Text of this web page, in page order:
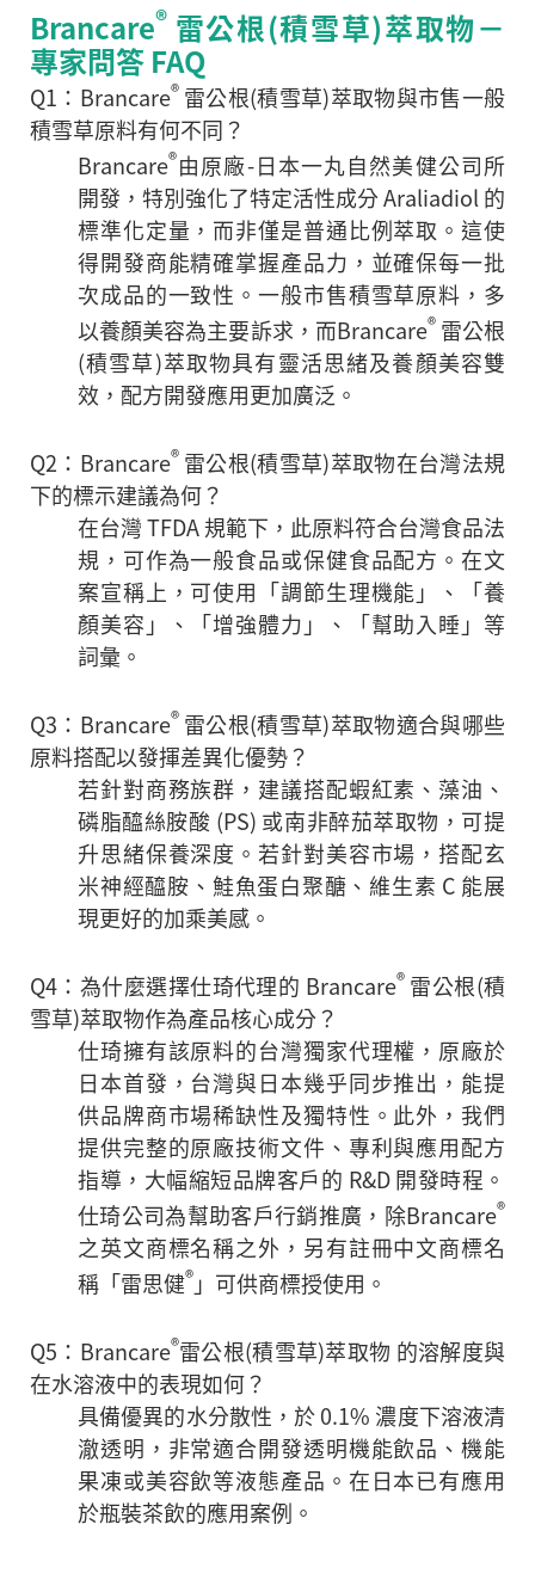
Brancare® 雷公根(積雪草)萃取物－
專家問答 FAQ
Q1：Brancare®雷公根(積雪草)萃取物與市售一般
積雪草原料有何不同？
Brancare®由原廠-日本一丸自然美健公司所
開發，特別強化了特定活性成分 Araliadiol 的
標準化定量，而非僅是普通比例萃取。這使
得開發商能精確掌握產品力，並確保每一批
次成品的一致性。一般市售積雪草原料，多
以養顏美容為主要訴求，而Brancare®雷公根
(積雪草)萃取物具有靈活思緒及養顏美容雙
效，配方開發應用更加廣泛。
Q2：Brancare®雷公根(積雪草)萃取物在台灣法規
下的標示建議為何？
在台灣 TFDA 規範下，此原料符合台灣食品法
規，可作為一般食品或保健食品配方。在文
案宣稱上，可使用「調節生理機能」、「養
顏美容」、「增強體力」、「幫助入睡」等
詞彙。
Q3：Brancare®雷公根(積雪草)萃取物適合與哪些
原料搭配以發揮差異化優勢？
若針對商務族群，建議搭配蝦紅素、藻油、
磷脂醯絲胺酸 (PS) 或南非醉茄萃取物，可提
升思緒保養深度。若針對美容市場，搭配玄
米神經醯胺、鮭魚蛋白聚醣、維生素 C 能展
現更好的加乘美感。
Q4：為什麼選擇仕琦代理的 Brancare®雷公根(積
雪草)萃取物作為產品核心成分？
仕琦擁有該原料的台灣獨家代理權，原廠於
日本首發，台灣與日本幾乎同步推出，能提
供品牌商市場稀缺性及獨特性。此外，我們
提供完整的原廠技術文件、專利與應用配方
指導，大幅縮短品牌客戶的 R&D 開發時程。
仕琦公司為幫助客戶行銷推廣，除Brancare®
之英文商標名稱之外，另有註冊中文商標名
稱「雷思健® 」可供商標授使用。
Q5：Brancare®雷公根(積雪草)萃取物 的溶解度與
在水溶液中的表現如何？
具備優異的水分散性，於 0.1% 濃度下溶液清
澈透明，非常適合開發透明機能飲品、機能
果凍或美容飲等液態產品。在日本已有應用
於瓶裝茶飲的應用案例。